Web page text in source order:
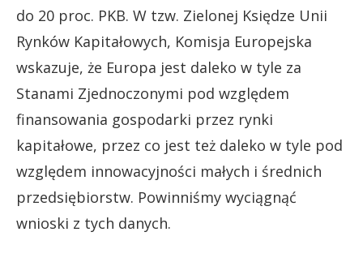
do 20 proc. PKB. W tzw. Zielonej Księdze Unii
Rynków Kapitałowych, Komisja Europejska
wskazuje, że Europa jest daleko w tyle za
Stanami Zjednoczonymi pod względem
finansowania gospodarki przez rynki
kapitałowe, przez co jest też daleko w tyle pod
względem innowacyjności małych i średnich
przedsiębiorstw. Powinniśmy wyciągnąć
wnioski z tych danych.